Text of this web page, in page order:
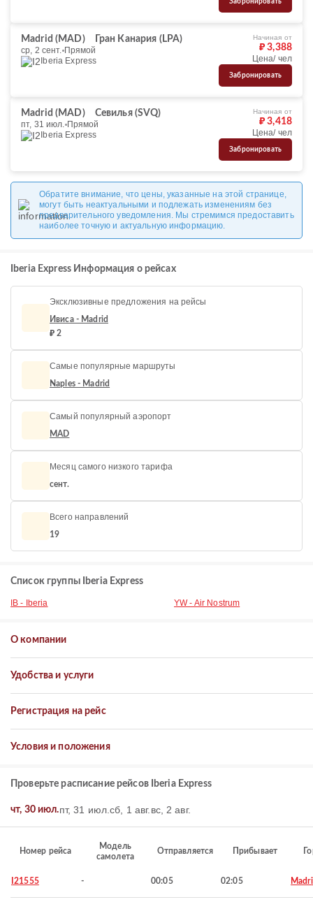
Забронировать
Madrid (MAD)
Гран Канария (LPA)
ср, 2 сент. Прямой
Iberia Express
Начиная от
₽ 3,388
Цена/ чел
Забронировать
Madrid (MAD)
Севилья (SVQ)
пт, 31 июл. Прямой
Iberia Express
Начиная от
₽ 3,418
Цена/ чел
Забронировать
Обратите внимание, что цены, указанные на этой странице,
могут быть неактуальными и подлежать изменениям без
предварительного уведомления. Мы стремимся предоставить
наиболее точную и актуальную информацию.
Iberia Express Информация о рейсах
Эксклюзивные предложения на рейсы
Ивиса - Madrid
₽ 2
Самые популярные маршруты
Naples - Madrid
Самый популярный аэропорт
MAD
Месяц самого низкого тарифа
сент.
Всего направлений
19
Список группы Iberia Express
IB - Iberia YW - Air Nostrum
О компании
Удобства и услуги
Регистрация на рейс
Условия и положения
Проверьте расписание рейсов Iberia Express
чт, 30 июл.пт, 31 июл.сб, 1 авг. вс, 2 авг.
Номер рейса
Модель
самолета
Отправляется Прибывает
I21555 - 00:05 02:05